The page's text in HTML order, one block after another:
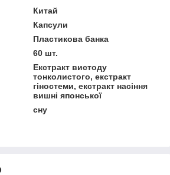
Китай
Капсули
Пластикова банка
60 шт.
Екстракт вистоду
тонколистого, екстракт
гіностеми, екстракт насіння
вишні японської
сну